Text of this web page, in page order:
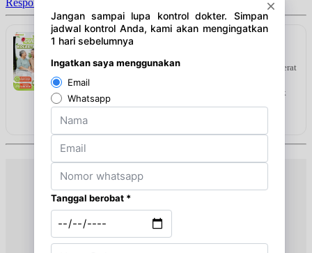
Kamis, 13/08/2026
Jam 16:00 - 18:00
BPJS
Jumat, 14/08/2026
Jam 09:00 - 12:00
Jumat, 14/08/2026
Jam 12:00 - 13:00
Sabtu, 15/08/2026
Jam 08:00 - 10:00
Sabtu, 15/08/2026
Jam 10:00 - 13:00
Respon Cepat !!
Sponsor
Hotto Purto Oat merupakan minuman kesehatan tinggi serat
yang kaya akan nutrisi dan rendah kalori. Merupakan
pilihan yang tepat untuk dijadikan sarapan praktis untuk
keluarga tercinta
Lihat detail & harga →